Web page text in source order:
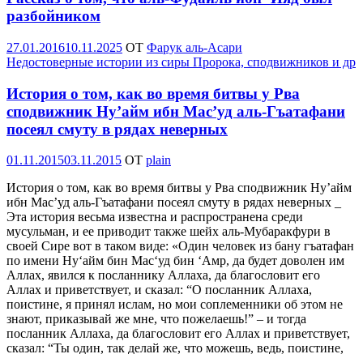
разбойником
Опубликовано
27.01.201610.11.2025 OT Фарук аль-Асари
Недостоверные истории из сиры Пророка, сподвижников и др
История о том, как во время битвы у Рва
сподвижник Ну’айм ибн Мас’уд аль-Гъатафани
посеял смуту в рядах неверных
Опубликовано
01.11.201503.11.2015 OT plain
История о том, как во время битвы у Рва сподвижник Ну’айм
ибн Мас’уд аль-Гъатафани посеял смуту в рядах неверных _
Эта история весьма известна и распространена среди
мусульман, и ее приводит также шейх аль-Мубаракфури в
своей Сире вот в таком виде: «Один человек из бану гъатафан
по имени Ну‘айм бин Мас‘уд бин ‘Амр, да будет доволен им
Аллах, явился к посланнику Аллаха, да благословит его
Аллах и приветствует, и сказал: “О посланник Аллаха,
поистине, я принял ислам, но мои соплеменники об этом не
знают, приказывай же мне, что пожелаешь!” – и тогда
посланник Аллаха, да благословит его Аллах и приветствует,
сказал: “Ты один, так делай же, что можешь, ведь, поистине,